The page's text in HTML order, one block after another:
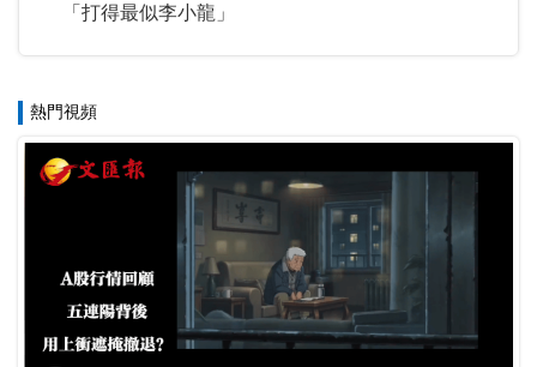
「打得最似李小龍」
熱門視頻